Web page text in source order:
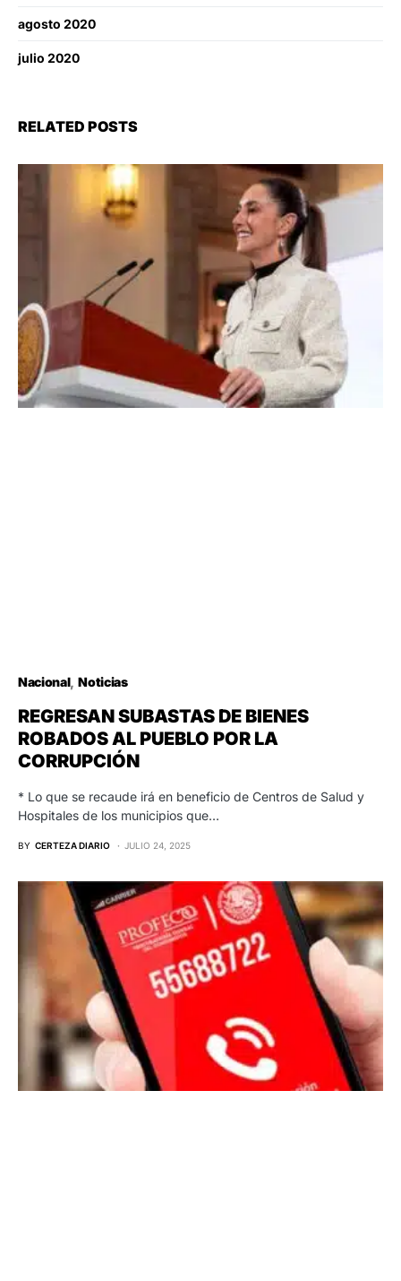
agosto 2020
julio 2020
RELATED POSTS
Nacional Noticias
REGRESAN SUBASTAS DE BIENES
ROBADOS AL PUEBLO POR LA
CORRUPCIÓN
* Lo que se recaude irá en beneficio de Centros de Salud y
Hospitales de los municipios que…
BY CERTEZA DIARIO JULIO 24, 2025